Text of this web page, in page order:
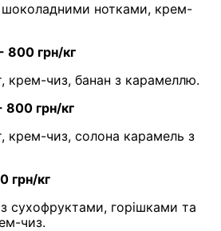
шоколадними нотками, крем-
800 грн/кг
крем-чиз, банан з карамеллю.
800 грн/кг
крем-чиз, солона карамель з
грн/кг
сухофруктами, горішками та
чиз.